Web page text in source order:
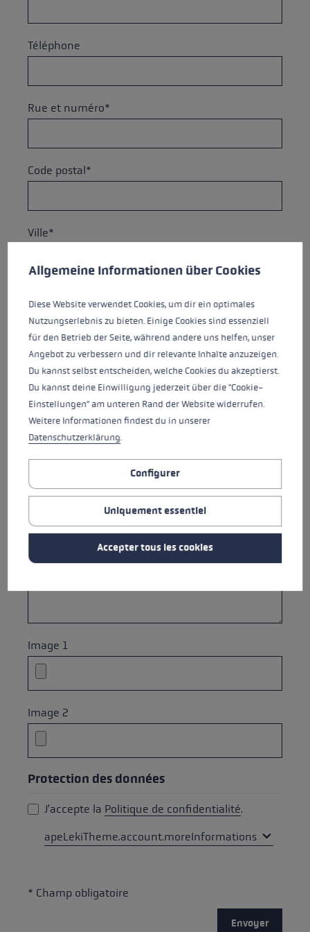
Téléphone
Rue et numéro*
Code postal*
Ville*
Référence*
URL du produit
Votre message *
Image 1
Image 2
Protection des données
J'accepte la Politique de confidentialité.
apeLekiTheme.account.moreInformations
* Champ obligatoire
Envoyer
Préférences en matière de cookies
This website uses cookies to give you the best possible experience.
Allgemeine Informationen über Cookies
Diese Website verwendet Cookies, um dir ein optimales
Nutzungserlebnis zu bieten. Einige Cookies sind essenziell
für den Betrieb der Seite, während andere uns helfen, unser
Angebot zu verbessern und dir relevante Inhalte anzuzeigen.
Du kannst selbst entscheiden, welche Cookies du akzeptierst.
Du kannst deine Einwilligung jederzeit über die "Cookie-
Einstellungen" am unteren Rand der Website widerrufen.
Weitere Informationen findest du in unserer
Datenschutzerklärung.
Configurer
Uniquement essentiel
Accepter tous les cookies